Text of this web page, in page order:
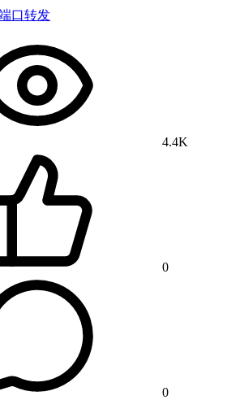
口转发
4.4K
0
0